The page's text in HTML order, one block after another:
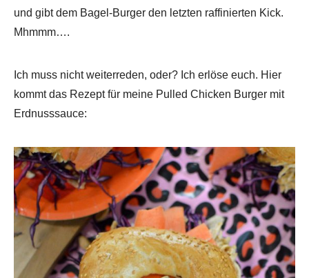
und gibt dem Bagel-Burger den letzten raffinierten Kick.
Mhmmm….
Ich muss nicht weiterreden, oder? Ich erlöse euch. Hier
kommt das Rezept für meine Pulled Chicken Burger mit
Erdnusssauce: